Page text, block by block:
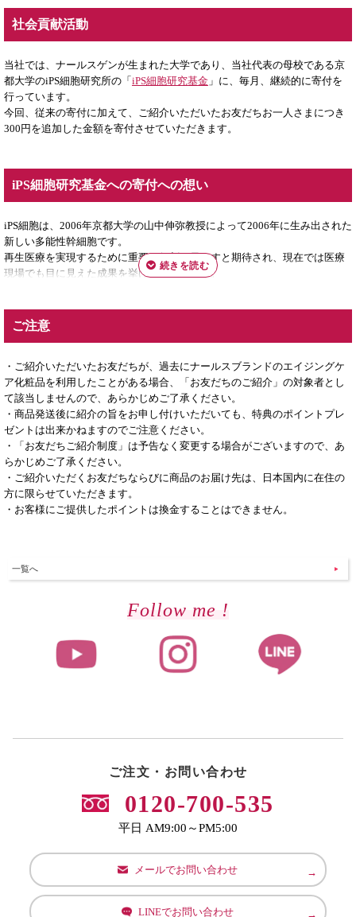
社会貢献活動
当社では、ナールスゲンが生まれた大学であり、当社代表の母校である京
都大学のiPS細胞研究所の「iPS細胞研究基金 」に、毎月、継続的に寄付を
行っています。
今回、従来の寄付に加えて、ご紹介いただいたお友だちお一人さまにつき
300円を追加した金額を寄付させていただきます。
iPS細胞研究基金への寄付への想い
iPS細胞は、2006年京都大学の山中伸弥教授によって2006年に生み出された
新しい多能性幹細胞です。
再生医療を実現するために重要な役割を果たすと期待され、現在では医療
現場でも目に見えた成果を挙げつつあります。
株式会社ディープインパクトは、ナールスのエイジングケア化粧品事業だ
いますが、本研究の発展は、日本再生医療やアンチエイジング医療に大き
く寄与すると信じています。 それがひいては、私たちやお客様をはじめと
する人々の健康のために役立つと確信しています。
そんな想いから、わずかではありますがiPS細胞研究基金への寄付を続けて
います。
株式会社ディープインパクト
代表取締役
富本充昭
ご注意
・ご紹介いただいたお友だちが、過去にナールスブランドのエイジングケ
ア化粧品を利用したことがある場合、「お友だちのご紹介」の対象者とし
て該当しませんので、あらかじめご了承ください。
・商品発送後に紹介の旨をお申し付けいただいても、特典のポイントプレ
ゼントは出来かねますのでご注意ください。
・「お友だちご紹介制度」は予告なく変更する場合がございますので、あ
らかじめご了承ください。
・ご紹介いただくお友だちならびに商品のお届け先は、日本国内に在住の
方に限らせていただきます。
・お客様にご提供したポイントは換金することはできません。
一覧へ
Follow me !
ご注文・お問い合わせ
0120-700-535
平日 AM9:00～PM5:00
メールでお問い合わせ
LINEでお問い合わせ